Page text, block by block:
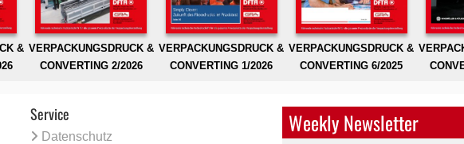
& VERPACKUNGSDRUCK &
CONVERTING 2/2026
VERPACKUNGSDRUCK &
CONVERTING 1/2026
VERPACKUNGSDRUCK &
CONVERTING 6/2025
Service
Datenschutz
Weekly Newsletter